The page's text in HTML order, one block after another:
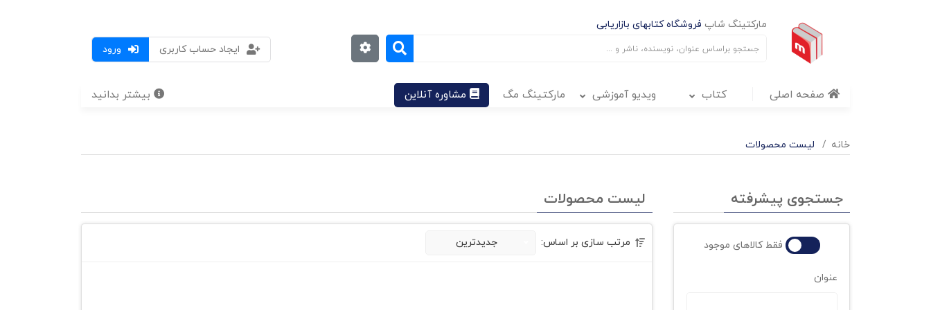
مارکتینگ شاپ فروشگاه کتابهای بازاریابی
ورود
ایجاد حساب کاربری
صفحه اصلی کتاب ویدیو آموزشی مارکتینگ مگ مشاوره آنلاین بیشتر بدانید
خانه لیست محصولات
جستجوی پیشرفته
فقط کالاهای موجود
عنوان
لیست محصولات
مرتب سازی بر اساس: جدیدترین